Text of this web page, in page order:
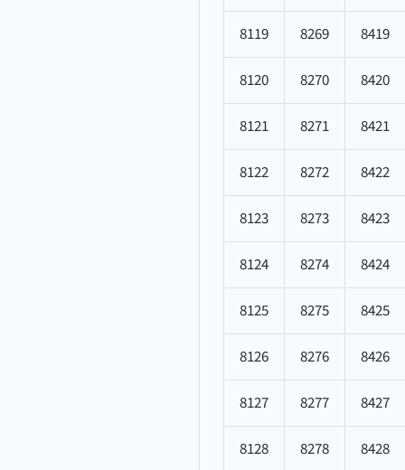
8119 8269 8419
8120 8270 8420
8121 8271 8421
8122 8272 8422
8123 8273 8423
8124 8274 8424
8125 8275 8425
8126 8276 8426
8127 8277 8427
8128 8278 8428